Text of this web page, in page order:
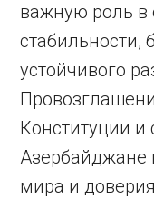
важную роль в
стабильности,
устойчивого
Конституции и
Азербайджане
мира и